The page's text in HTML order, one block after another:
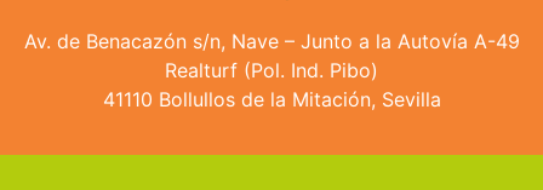
Av. de Benacazón s/n, Nave – Junto a la Autovía A-49
Realturf (Pol. Ind. Pibo)
41110 Bollullos de la Mitación, Sevilla